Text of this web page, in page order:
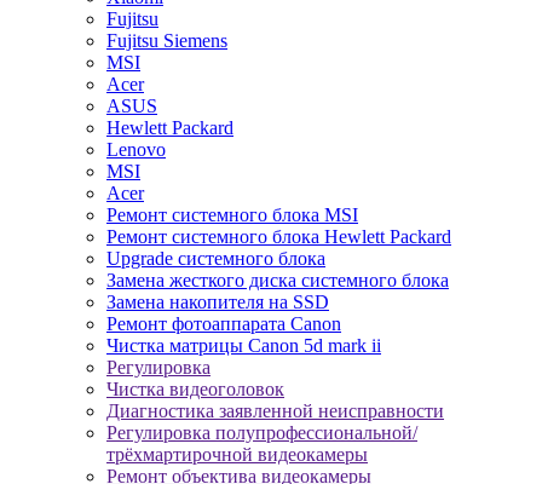
Fujitsu
Fujitsu Siemens
MSI
Acer
ASUS
Hewlett Packard
Lenovo
MSI
Acer
Ремонт системного блока MSI
Ремонт системного блока Hewlett Packard
Upgrade системного блока
Замена жесткого диска системного блока
Замена накопителя на SSD
Ремонт фотоаппарата Canon
Чистка матрицы Canon 5d mark ii
Регулировка
Чистка видеоголовок
Диагностика заявленной неисправности
Регулировка полупрофессиональной/
трёхмартирочной видеокамеры
Ремонт объектива видеокамеры